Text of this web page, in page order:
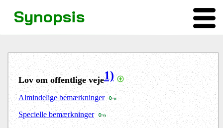
Lov om offentlige veje1)
Almindelige bemærkninger
Specielle bemærkninger
Synopsis